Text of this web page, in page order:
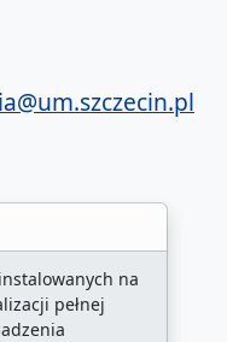
na
pełnej